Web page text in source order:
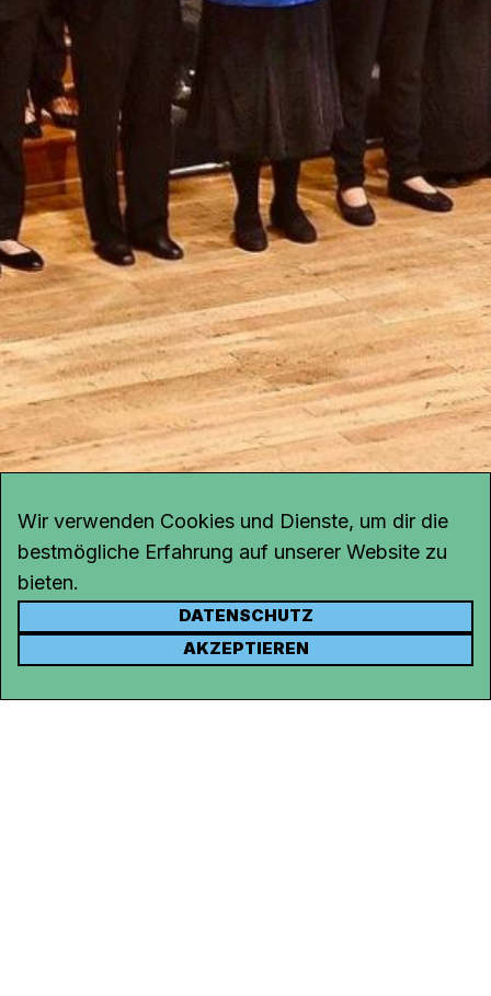
KONTAKT
Rohrerstrasse 20
Wir verwenden Cookies und Dienste, um dir die
bestmögliche Erfahrung auf unserer Website zu
bieten.
DATENSCHUTZ
AKZEPTIEREN